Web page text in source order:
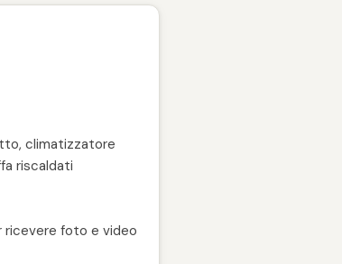
climatizzatore
riscaldati
ricevere foto e video